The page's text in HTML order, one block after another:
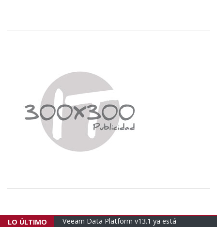
LO ÚLTIMO
el
Veeam Data Platform v13.1 ya está
Empresas